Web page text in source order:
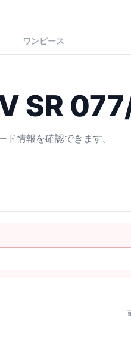
ワンピース
SR
情報を確認できます。